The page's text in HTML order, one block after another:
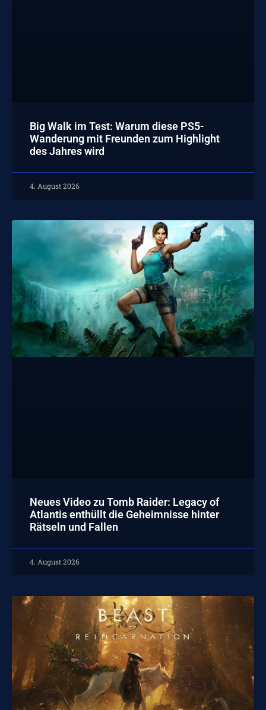
Big Walk im Test: Warum diese PS5-
Wanderung mit Freunden zum Highlight
des Jahres wird
4. August 2026
Neues Video zu Tomb Raider: Legacy of
Atlantis enthüllt die Geheimnisse hinter
Rätseln und Fallen
4. August 2026